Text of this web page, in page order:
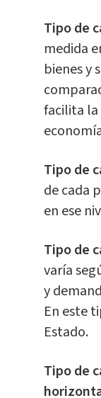
Tipo de
medida
bienes y
facilita
Tipo de
de cada
en ese
Tipo de
varía
y
En este
Estado.
Tipo de